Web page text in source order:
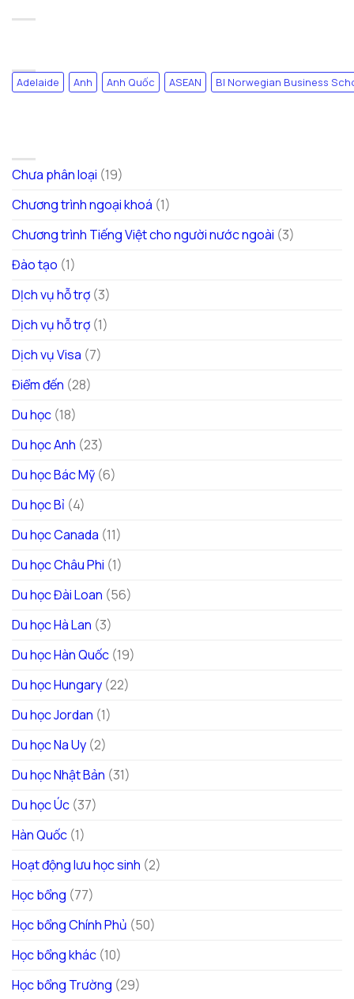
Adelaide Anh Anh Quốc ASEAN BI Norwegian Business
Chưa phân loại (19)
Chương trình ngoại khoá (1)
Chương trình Tiếng Việt cho người nước ngoài (3)
Đào tạo (1)
DỊch vụ hỗ trợ (3)
Dịch vụ hỗ trợ (1)
Dịch vụ Visa (7)
Điểm đến (28)
Du học (18)
Du học Anh (23)
Du học Bác Mỹ (6)
Du học Bỉ (4)
Du học Canada (11)
Du học Châu Phi (1)
Du học Đài Loan (56)
Du học Hà Lan (3)
Du học Hàn Quốc (19)
Du học Hungary (22)
Du học Jordan (1)
Du học Na Uy (2)
Du học Nhật Bản (31)
Du học Úc (37)
Hàn Quốc (1)
Hoạt động lưu học sinh (2)
Học bổng (77)
Học bổng Chính Phủ (50)
Học bổng khác (10)
Học bổng Trường (29)